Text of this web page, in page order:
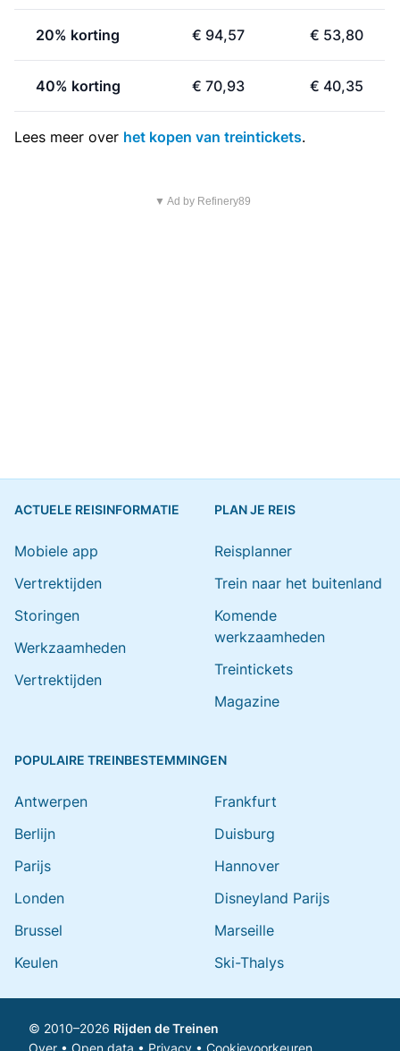
20% korting € 94,57 € 53,80
40% korting € 70,93 € 40,35
Lees meer over het kopen van treintickets.
▼ Ad by Refinery89
ACTUELE REISINFORMATIE
Mobiele app
Vertrektijden
Storingen
Werkzaamheden
Vertrektijden
PLAN JE REIS
Reisplanner
Trein naar het buitenland
Komende
werkzaamheden
Treintickets
Magazine
POPULAIRE TREINBESTEMMINGEN
Antwerpen
Berlijn
Parijs
Londen
Brussel
Keulen
Frankfurt
Duisburg
Hannover
Disneyland Parijs
Marseille
Ski-Thalys
© 2010–2026 Rijden de Treinen
Over • Open data • Privacy • Cookievoorkeuren